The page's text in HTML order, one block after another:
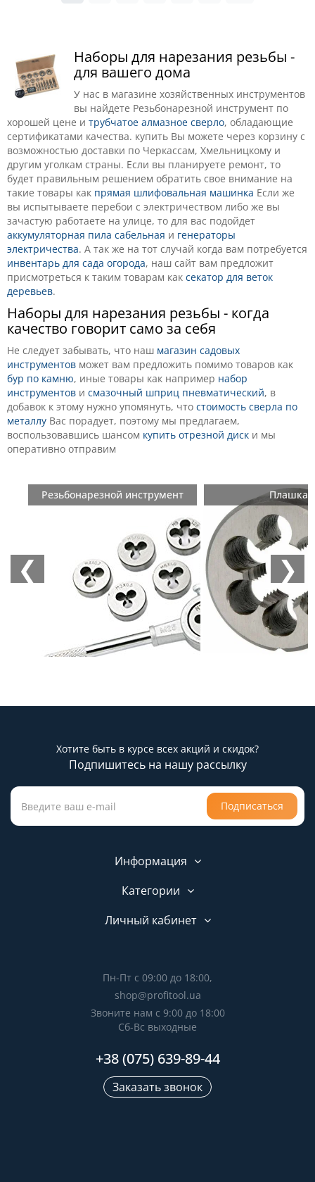
Наборы для нарезания резьбы -
для вашего дома
У нас в магазине хозяйственных инструментов
вы найдете Резьбонарезной инструмент по
хорошей цене и трубчатое алмазное сверло, обладающие
сертификатами качества. купить Вы можете через корзину с
возможностью доставки по Черкассам, Хмельницкому и
другим уголкам страны. Если вы планируете ремонт, то
будет правильным решением обратить свое внимание на
такие товары как прямая шлифовальная машинка Если же
вы испытываете перебои с электричеством либо же вы
зачастую работаете на улице, то для вас подойдет
аккумуляторная пила сабельная и генераторы
электричества. А так же на тот случай когда вам потребуется
инвентарь для сада огорода, наш сайт вам предложит
присмотреться к таким товарам как секатор для веток
деревьев.
Наборы для нарезания резьбы - когда
качество говорит само за себя
Не следует забывать, что наш магазин садовых
инструментов может вам предложить помимо товаров как
бур по камню, иные товары как например набор
инструментов и смазочный шприц пневматический, в
добавок к этому нужно упомянуть, что стоимость сверла по
металлу Вас порадует, поэтому мы предлагаем,
воспользовавшись шансом купить отрезной диск и мы
оперативно отправим
❮ ❯
Резьбонарезной инструмент Плашка
Хотите быть в курсе всех акций и скидок?
Подпишитесь на нашу рассылку
Подписаться
Информация
Категории
Личный кабинет
Пн-Пт с 09:00 до 18:00,
shop@profitool.ua
Звоните нам с 9:00 до 18:00
Сб-Вс выходные
+38 (075) 639-89-44
Заказать звонок